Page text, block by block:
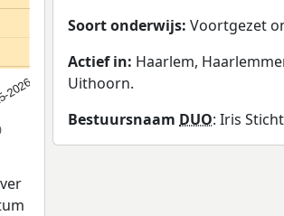
Soort onderwijs: Voortgezet
Actief in: Haarlem,
Uithoorn.
Bestuursnaam DUO: Iris